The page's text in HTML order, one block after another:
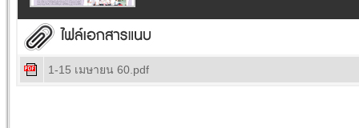
1-15 เมษายน 60.pdf